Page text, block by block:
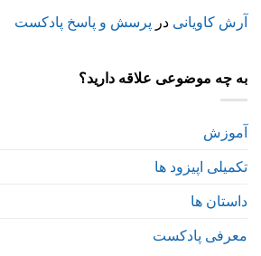
آرش کاویانی در پرسش و پاسخ پادکست
به چه موضوعی علاقه دارید؟
آموزش
تکمیلی اپیزود ها
داستان ها
معرفی پادکست